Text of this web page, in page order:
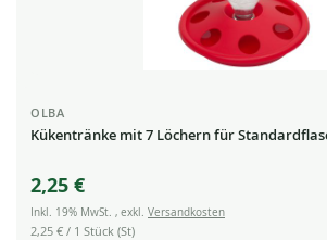
OLBA
Kükentränke mit 7 Löchern für
2,25 €
Inkl. 19% MwSt. , exkl. Versandkosten
2,25 € / 1 Stück (St)